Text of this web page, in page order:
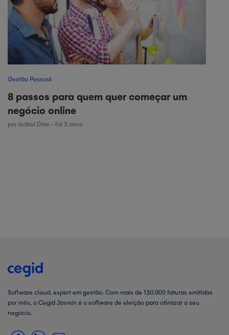
Gestão Pessoal
8 passos para quem quer começar um
negócio online
porIsabel Dias - há 3 anos
Software cloud, expert em gestão. Com mais de 130.000 faturas emitidas
por mês, o Cegid Jasmin é o software de eleição para otimizar o seu
negócio.